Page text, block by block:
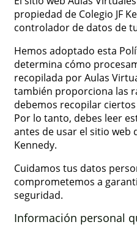
propiedad de Colegio JF
controlador de datos de
Hemos adoptado esta
determina cómo
recopilada por Aulas
también proporciona las
debemos recopilar
Por lo tanto, debes leer
antes de usar el sitio web
Kennedy.
Cuidamos tus datos
comprometemos a
seguridad.
Información personal